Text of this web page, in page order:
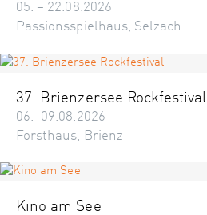
05. – 22.08.2026
Passionsspielhaus, Selzach
37. Brienzersee Rockfestival
06.–09.08.2026
Forsthaus, Brienz
Kino am See